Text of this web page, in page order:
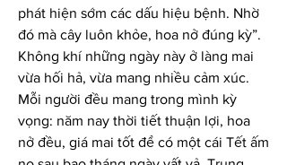
phát hiện sớm các dấu hiệu bệnh. Nhờ
đó mà cây luôn khỏe, hoa nở đúng kỳ”.
Không khí những ngày này ở làng mai
vừa hối hả, vừa mang nhiều cảm xúc.
Mỗi người đều mang trong mình kỳ
vọng: năm nay thời tiết thuận lợi, hoa
nở đều, giá mai tốt để có một cái Tết ấm